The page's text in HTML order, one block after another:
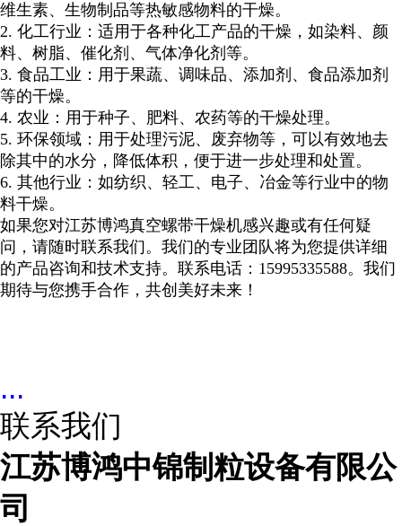
维生素、生物制品等热敏感物料的干燥。
2. 化工行业：适用于各种化工产品的干燥，如染料、颜
料、树脂、催化剂、气体净化剂等。
3. 食品工业：用于果蔬、调味品、添加剂、食品添加剂
等的干燥。
4. 农业：用于种子、肥料、农药等的干燥处理。
5. 环保领域：用于处理污泥、废弃物等，可以有效地去
除其中的水分，降低体积，便于进一步处理和处置。
6. 其他行业：如纺织、轻工、电子、冶金等行业中的物
料干燥。
如果您对江苏博鸿真空螺带干燥机感兴趣或有任何疑
问，请随时联系我们。我们的专业团队将为您提供详细
的产品咨询和技术支持。联系电话： 15995335588。我们
期待与您携手合作，共创美好未来！
...
联系我们
江苏博鸿中锦制粒设备有限公
司